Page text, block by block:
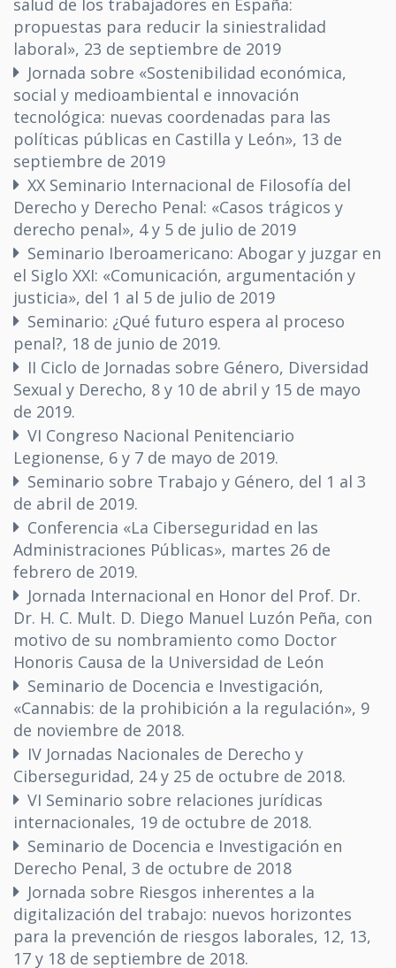
salud de los trabajadores en España:
propuestas para reducir la siniestralidad
laboral», 23 de septiembre de 2019
Jornada sobre «Sostenibilidad económica,
social y medioambiental e innovación
tecnológica: nuevas coordenadas para las
políticas públicas en Castilla y León», 13 de
septiembre de 2019
XX Seminario Internacional de Filosofía del
Derecho y Derecho Penal: «Casos trágicos y
derecho penal», 4 y 5 de julio de 2019
Seminario Iberoamericano: Abogar y juzgar en
el Siglo XXI: «Comunicación, argumentación y
justicia», del 1 al 5 de julio de 2019
Seminario: ¿Qué futuro espera al proceso
penal?, 18 de junio de 2019.
II Ciclo de Jornadas sobre Género, Diversidad
Sexual y Derecho, 8 y 10 de abril y 15 de mayo
de 2019.
VI Congreso Nacional Penitenciario
Legionense, 6 y 7 de mayo de 2019.
Seminario sobre Trabajo y Género, del 1 al 3
de abril de 2019.
Conferencia «La Ciberseguridad en las
Administraciones Públicas», martes 26 de
febrero de 2019.
Jornada Internacional en Honor del Prof. Dr.
Dr. H. C. Mult. D. Diego Manuel Luzón Peña, con
motivo de su nombramiento como Doctor
Honoris Causa de la Universidad de León
Seminario de Docencia e Investigación,
«Cannabis: de la prohibición a la regulación», 9
de noviembre de 2018.
IV Jornadas Nacionales de Derecho y
Ciberseguridad, 24 y 25 de octubre de 2018.
VI Seminario sobre relaciones jurídicas
internacionales, 19 de octubre de 2018.
Seminario de Docencia e Investigación en
Derecho Penal, 3 de octubre de 2018
Jornada sobre Riesgos inherentes a la
digitalización del trabajo: nuevos horizontes
para la prevención de riesgos laborales, 12, 13,
17 y 18 de septiembre de 2018.